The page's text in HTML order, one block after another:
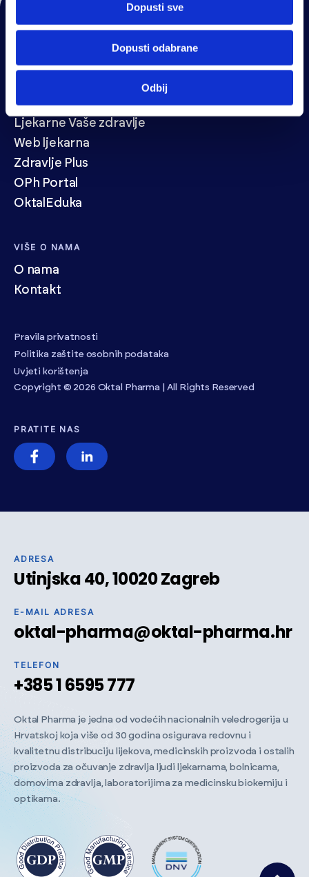
Dopusti sve
Dopusti odabrane
Odbij
ADRESA
Utinjska 40, 10020 Zagreb
E-MAIL ADRESA
oktal-pharma@oktal-pharma.hr
TELEFON
+385 1 6595 777
Oktal Pharma je jedna od vodećih nacionalnih veledrogerija u
Hrvatskoj koja više od 30 godina osigurava redovnu i
kvalitetnu distribuciju lijekova, medicinskih proizvoda i ostalih
proizvoda za očuvanje zdravlja ljudi ljekarnama, bolnicama,
domovima zdravlja, laboratorijima za medicinsku biokemiju i
optikama.
Veledrogerija
Usluge
Ljekarne Vaše zdravlje
Web ljekarna
Zdravlje Plus
OPh Portal
OktalEduka
VIŠE O NAMA
O nama
Kontakt
Pravila privatnosti
Politika zaštite osobnih podataka
Uvjeti korištenja
Copyright © 2026 Oktal Pharma | All Rights Reserved
PRATITE NAS